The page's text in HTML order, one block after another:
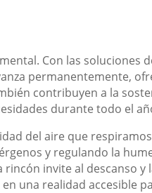
Con las soluciones
permanentemente,
contribuyen a la
durante todo el
del aire que
y regulando la
invite al descanso y
una realidad accesible